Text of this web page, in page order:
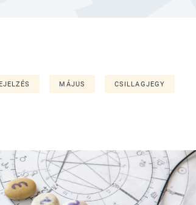
MÁJUS CSILLAGJEGY